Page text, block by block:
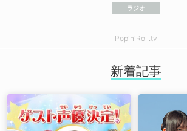
ラジオ
Pop'n'Roll.tv
新着記事